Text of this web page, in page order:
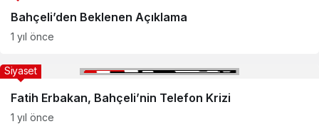
Bahçeli’den Beklenen Açıklama
1 yıl önce
Fatih Erbakan, Bahçeli’nin Telefon Krizi
Siyaset
1 yıl önce